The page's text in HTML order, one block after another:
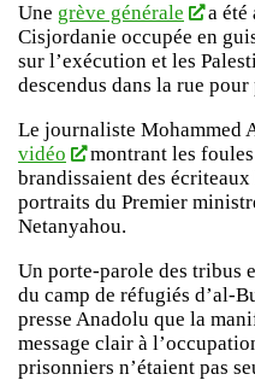
Une grève générale
a été
Cisjordanie occupée en
sur l’exécution et les
descendus dans la rue pour
Le journaliste Mohammed
vidéo
montrant les foules
brandissaient des
portraits du Premier
Netanyahou.
Un porte-parole des tribus
du camp de réfugiés d’al-
presse Anadolu que la
message clair à
prisonniers n’étaient pas